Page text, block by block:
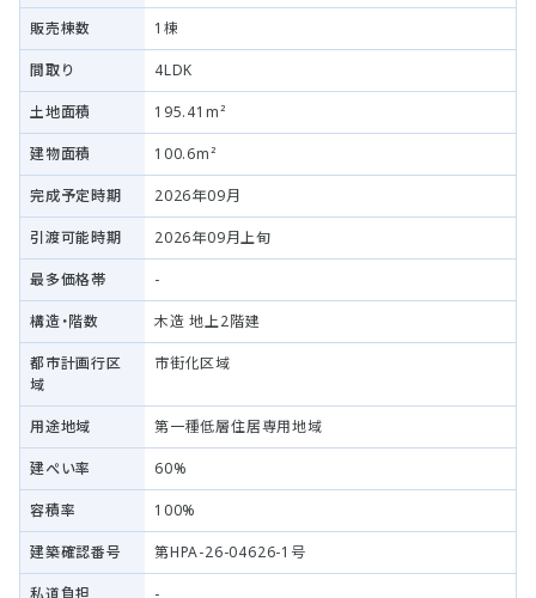
販売棟数 1棟
間取り 4LDK
土地面積 195.41m²
建物面積 100.6m²
完成予定時期 2026年09月
引渡可能時期 2026年09月上旬
最多価格帯 -
構造・階数 木造 地上2階建
都市計画行区
域
市街化区域
用途地域 第一種低層住居専用地域
建ぺい率 60%
容積率 100%
建築確認番号 第HPA-26-04626-1号
私道負担 -